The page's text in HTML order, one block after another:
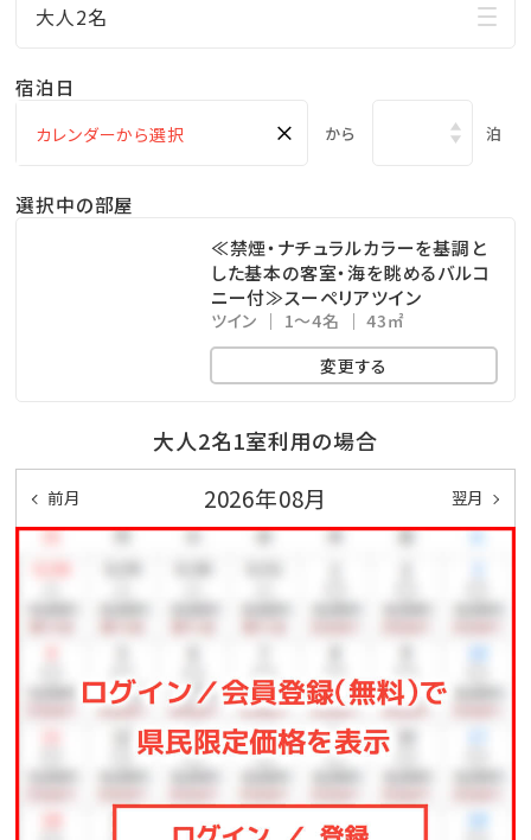
フラワーラリーパティオの草花の名前を探しながらクイ
ズを解くと、
を差し上げます。
種はパティオに植えることもお持ち帰りいただくことも
【期間】2026年3月1日（日）～6月30日（火）
【場所】エデュテイメントルーム
✽開業記念打ち上げ花火
【開催日】2026年6月27日（土）
【場所】ニライビーチに向かって左側上空
【時間】20:30～（約3分間）
※荒天中止。天候や諸事情により変更となる場合があ
ります。
＼★＼6月限定！お得な2食付きプランも販売中／★／
お日にちがあえば超ラッキー♪
>>プランはこちら
大人2名
宿泊日
× から 泊
選択中の部屋
≪禁煙・ナチュラルカラーを基調と
した基本の客室・海を眺めるバルコ
ニー付≫スーペリアツイン
ツイン 1～4名
43㎡
変更する
大人2名1室利用の場合
前月 2026年08月 翌月